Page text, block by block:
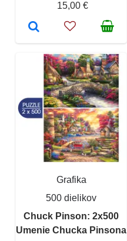
15,00 €
Grafika
500 dielikov
Chuck Pinson: 2x500
Umenie Chucka Pinsona